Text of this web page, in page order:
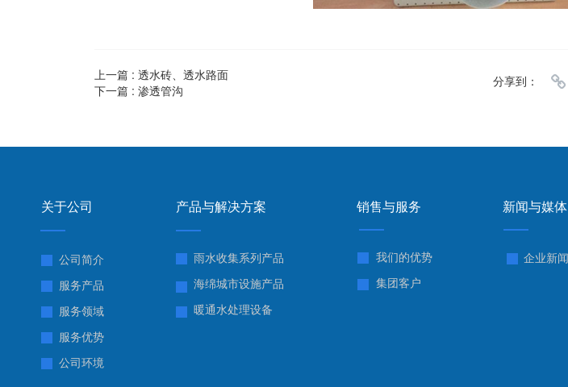
上一篇 : 透水砖、透水路面
下一篇 : 渗透管沟
分享到：
关于公司
公司简介
服务产品
服务领域
服务优势
公司环境
产品与解决方案 销售与服务 新闻与媒体
雨水收集系列产品
海绵城市设施产品
暖通水处理设备
我们的优势
集团客户
企业新闻